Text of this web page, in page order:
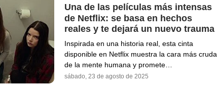
Una de las películas más intensas
de Netflix: se basa en hechos
reales y te dejará un nuevo trauma
Inspirada en una historia real, esta cinta
disponible en Netflix muestra la cara más cruda
de la mente humana y promete…
sábado, 23 de agosto de 2025